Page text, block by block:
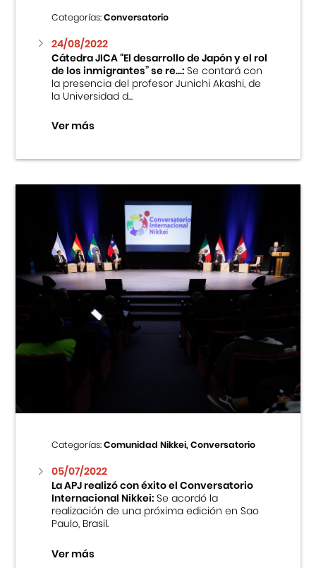
Categorías:Conversatorio
24/08/2022
Cátedra JICA “El desarrollo de Japón y el rol
de los inmigrantes” se re...:Se contará con
la presencia del profesor Junichi Akashi, de
la Universidad d...
Ver más
Categorías:Comunidad Nikkei, Conversatorio
05/07/2022
La APJ realizó con éxito el Conversatorio
Internacional Nikkei:Se acordó la
realización de una próxima edición en Sao
Paulo, Brasil.
Ver más